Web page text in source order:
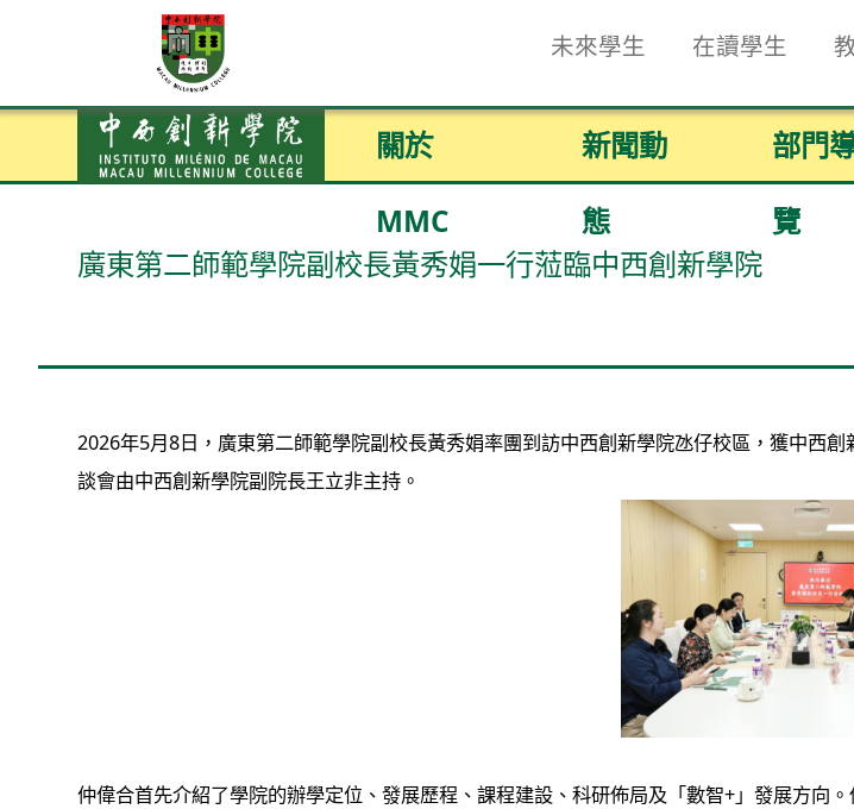
未來學生 在讀學生
關於
MMC
新聞動
態
部門
覽
廣東第二師範學院副校長黃秀娟一行蒞臨中西創新學院
2026年5月8日，廣東第二師範學院副校長黃秀娟率團到訪中西創新學院氹仔校區，獲中西
談會由中西創新學院副院長王立非主持。
仲偉合首先介紹了學院的辦學定位、發展歷程、課程建設、科研佈局及「數智+」發展方向